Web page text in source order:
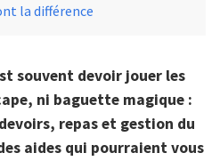
la différence
souvent devoir jouer les
ni baguette magique :
repas et gestion du
aides qui pourraient vous